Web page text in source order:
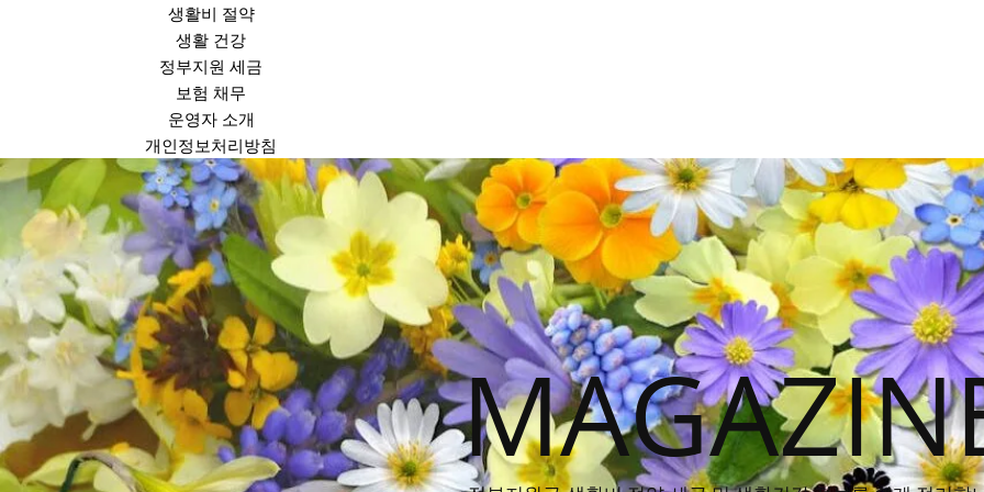
생활비 절약
생활 건강
정부지원 세금
보험 채무
운영자 소개
개인정보처리방침